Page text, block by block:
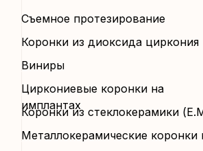
Съемное протезирование
Коронки из диоксида циркония
Виниры
Циркониевые коронки на
имплантах
Коронки из стеклокерамики
Металлокерамические коронки